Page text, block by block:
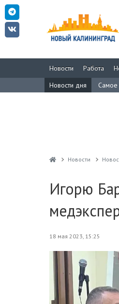
Новости Работа
Новости дня
Самое
Новости
Игорю
18 мая 2023, 15:25